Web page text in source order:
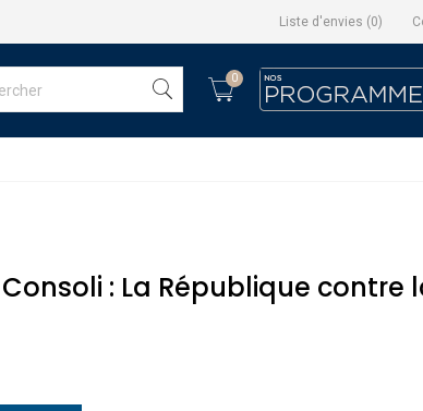
Liste d'envies (0)
0
: La République contre